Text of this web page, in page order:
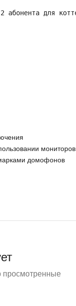
абонента для
домофонов
просмотренные